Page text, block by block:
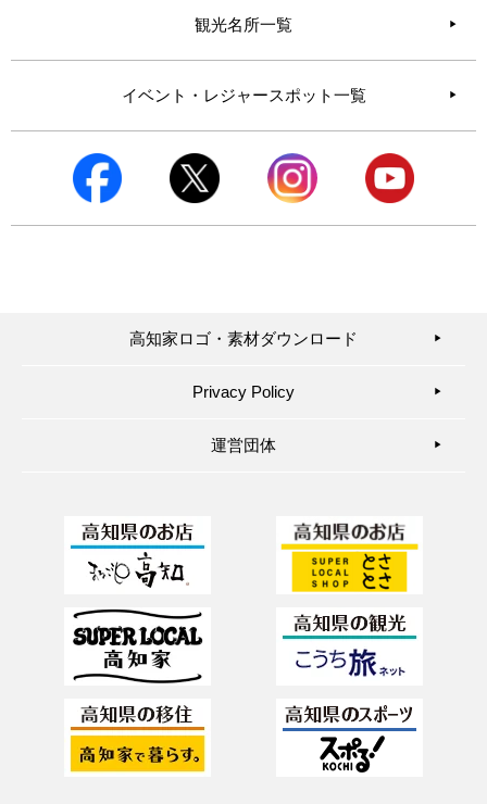
観光名所一覧
イベント・レジャースポット一覧
高知家ロゴ・素材ダウンロード ▶︎
Privacy Policy ▶︎
運営団体 ▶︎